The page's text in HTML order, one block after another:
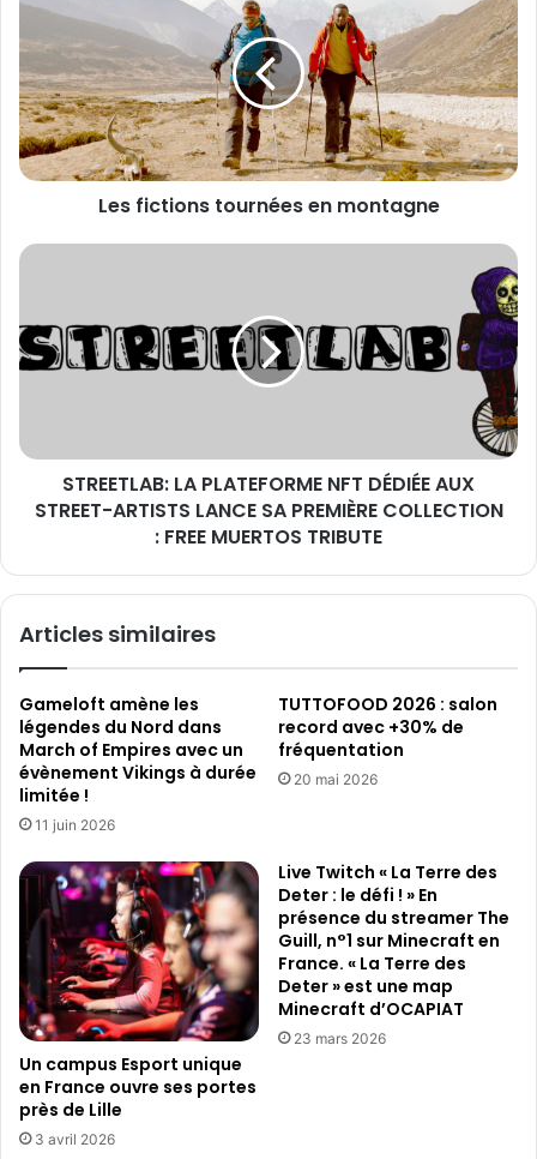
tournées
en
montagne
Les fictions tournées en montagne
STREETLAB:
NFT
DÉDIÉE
LANCE
PREMIÈRE
FREE
TRIBUTE
STREETLAB: LA PLATEFORME NFT DÉDIÉE AUX
STREET-ARTISTS LANCE SA PREMIÈRE COLLECTION
: FREE MUERTOS TRIBUTE
Articles similaires
Gameloft amène les
légendes du Nord dans
March of Empires avec un
évènement Vikings à durée
limitée !
11 juin 2026
TUTTOFOOD 2026 : salon
record avec +30% de
fréquentation
20 mai 2026
Un campus Esport unique
en France ouvre ses portes
près de Lille
3 avril 2026
Live Twitch « La Terre des
Deter : le défi ! » En
présence du streamer The
Guill, n°1 sur Minecraft en
France. « La Terre des
Deter » est une map
Minecraft d’OCAPIAT
23 mars 2026